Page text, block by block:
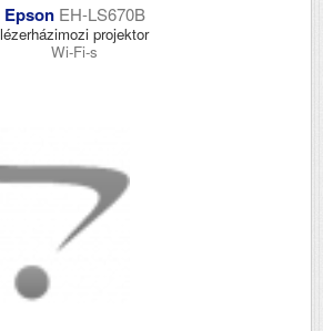
Epson EH-LS670B
lézerházimozi projektor
Wi-Fi-s